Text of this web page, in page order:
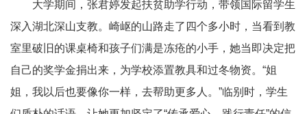
大学期间，张君婷发起扶贫助学行动，带领国际留学生
深入湖北深山支教。崎岖的山路走了四个多小时，当看到教
室里破旧的课桌椅和孩子们满是冻疮的小手，她当即决定把
自己的奖学金捐出来，为学校添置教具和过冬物资。“姐
姐，我以后也要像你一样，去帮助更多人。”临别时，学生